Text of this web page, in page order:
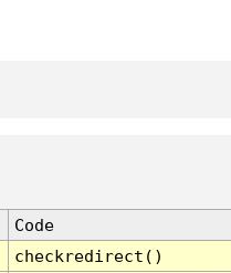
Code
checkredirect()